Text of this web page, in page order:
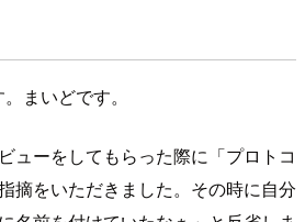
まいどです。
ューをしてもらった際に「プロトコ
摘をいただきました。その時に自分